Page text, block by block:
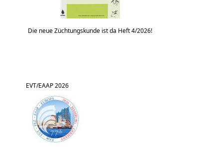
Die neue Züchtungskunde ist da Heft 4/2026!
EVT/EAAP 2026